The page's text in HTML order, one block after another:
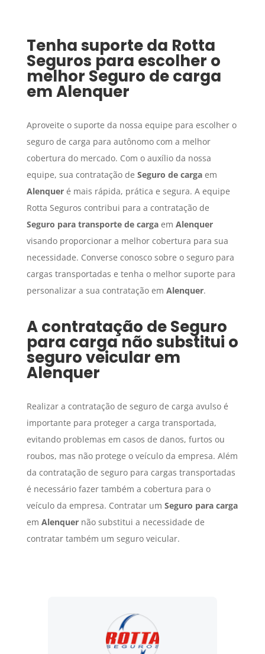
Tenha suporte da Rotta
Seguros para escolher o
melhor Seguro de carga
emAlenquer
Aproveite o suporte da nossa equipe para escolher o
seguro de carga para autônomo com a melhor
cobertura do mercado. Com o auxílio da nossa
equipe, sua contratação de Seguro de cargaem
Alenqueré mais rápida, prática e segura. A equipe
Rotta Seguros contribui para a contratação de
Seguro para transporte de cargaem Alenquer
visando proporcionar a melhor cobertura para sua
necessidade. Converse conosco sobre o seguro para
cargas transportadas e tenha o melhor suporte para
personalizar a sua contratação em Alenquer.
A contratação deSeguro
para carganão substitui o
seguro veicular em
Alenquer
Realizar a contratação de seguro de carga avulso é
importante para proteger a carga transportada,
evitando problemas em casos de danos, furtos ou
roubos, mas não protege o veículo da empresa. Além
da contratação de seguro para cargas transportadas
é necessário fazer também a cobertura para o
veículo da empresa. Contratar um Seguro para carga
em Alenquernão substitui a necessidade de
contratar também um seguro veicular.